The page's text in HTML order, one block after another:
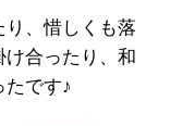
、惜しくも落
合ったり、和
です♪